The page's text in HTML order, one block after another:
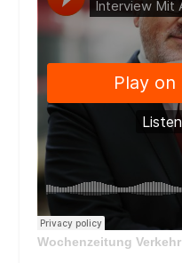
Wochenzeitung Verkehr